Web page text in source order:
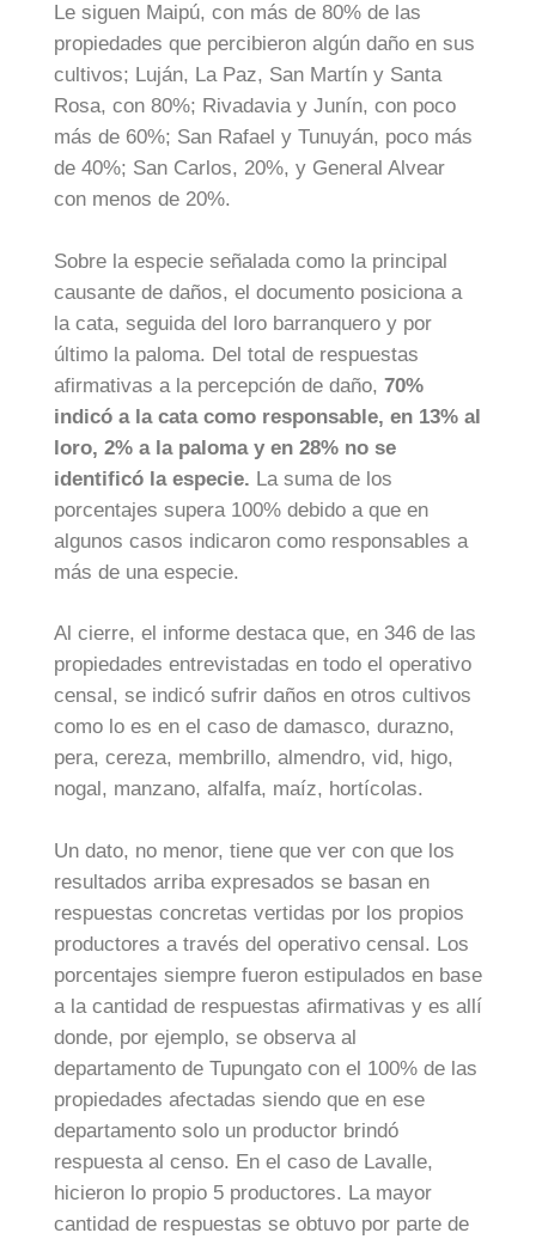
Le siguen Maipú, con más de 80% de las
propiedades que percibieron algún daño en sus
cultivos; Luján, La Paz, San Martín y Santa
Rosa, con 80%; Rivadavia y Junín, con poco
más de 60%; San Rafael y Tunuyán, poco más
de 40%; San Carlos, 20%, y General Alvear
con menos de 20%.
Sobre la especie señalada como la principal
causante de daños, el documento posiciona a
la cata, seguida del loro barranquero y por
último la paloma. Del total de respuestas
afirmativas a la percepción de daño, 70%
indicó a la cata como responsable, en 13% al
loro, 2% a la paloma y en 28% no se
identificó la especie. La suma de los
porcentajes supera 100% debido a que en
algunos casos indicaron como responsables a
más de una especie.
Al cierre, el informe destaca que, en 346 de las
propiedades entrevistadas en todo el operativo
censal, se indicó sufrir daños en otros cultivos
como lo es en el caso de damasco, durazno,
pera, cereza, membrillo, almendro, vid, higo,
nogal, manzano, alfalfa, maíz, hortícolas.
Un dato, no menor, tiene que ver con que los
resultados arriba expresados se basan en
respuestas concretas vertidas por los propios
productores a través del operativo censal. Los
porcentajes siempre fueron estipulados en base
a la cantidad de respuestas afirmativas y es allí
donde, por ejemplo, se observa al
departamento de Tupungato con el 100% de las
propiedades afectadas siendo que en ese
departamento solo un productor brindó
respuesta al censo. En el caso de Lavalle,
hicieron lo propio 5 productores. La mayor
cantidad de respuestas se obtuvo por parte de